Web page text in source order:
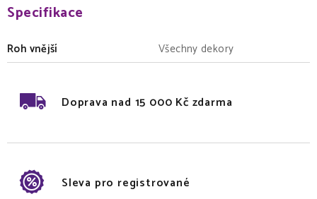
Specifikace
Roh vnější Všechny dekory
Doprava nad 15 000 Kč zdarma
Sleva pro registrované